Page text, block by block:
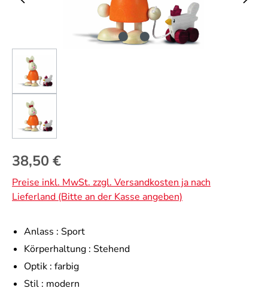
Regulärer Preis:
38,50 €
Preise inkl. MwSt. zzgl. Versandkosten ja nach
Lieferland (Bitte an der Kasse angeben)
Anlass : Sport
Körperhaltung : Stehend
Optik : farbig
Stil : modern